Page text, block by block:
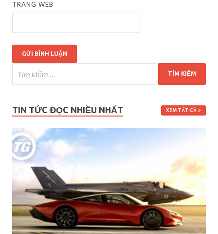
TRANG WEB
TIN TỨC ĐỌC NHIỀU NHẤT XEM TẤT CẢ